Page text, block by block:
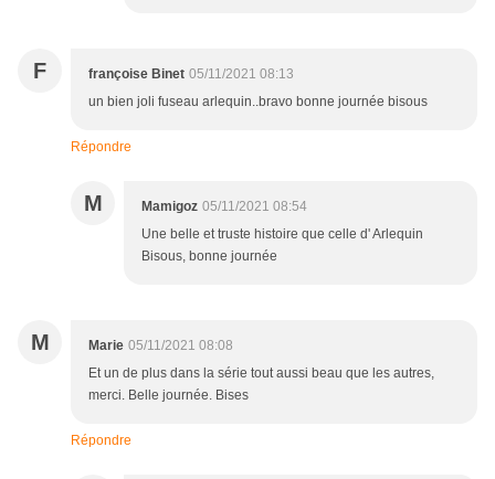
F françoise Binet 05/11/2021 08:13
un bien joli fuseau arlequin..bravo bonne journée bisous
Répondre
M Mamigoz 05/11/2021 08:54
Une belle et truste histoire que celle d' Arlequin
Bisous, bonne journée
M Marie 05/11/2021 08:08
Et un de plus dans la série tout aussi beau que les autres,
merci. Belle journée. Bises
Répondre